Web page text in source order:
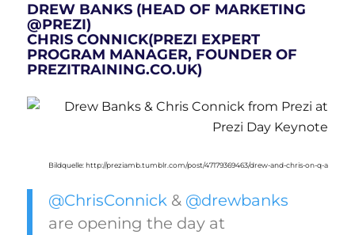
DREW BANKS(HEAD OF MARKETING
@PREZI)
CHRIS CONNICK(PREZI EXPERT
PROGRAM MANAGER, FOUNDER OF
PREZITRAINING.CO.UK)
Bildquelle: http://preziamb.tumblr.com/post/47179369463/drew-and-chris-on-q-a
@ChrisConnick& @drewbanks
are opening the day at